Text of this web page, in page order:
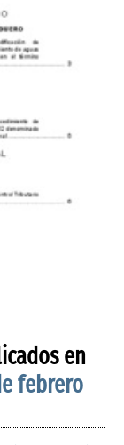
en
febrero